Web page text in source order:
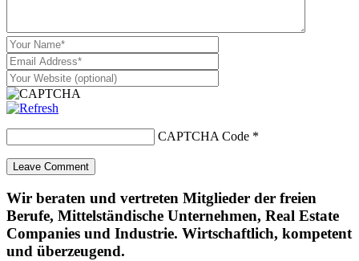
CAPTCHA Code *
Wir beraten und vertreten Mitglieder der freien
Berufe, Mittelständische Unternehmen, Real Estate
Companies und Industrie. Wirtschaftlich, kompetent
und überzeugend.